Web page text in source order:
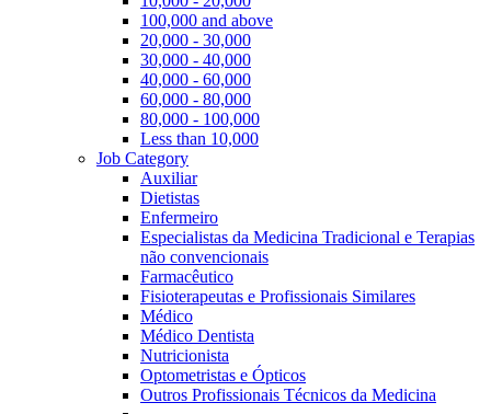
100,000 and above
20,000 - 30,000
30,000 - 40,000
40,000 - 60,000
60,000 - 80,000
80,000 - 100,000
Less than 10,000
Job Category
Auxiliar
Dietistas
Enfermeiro
Especialistas da Medicina Tradicional e Terapias
não convencionais
Farmacêutico
Fisioterapeutas e Profissionais Similares
Médico
Médico Dentista
Nutricionista
Optometristas e Ópticos
Outros Profissionais Técnicos da Medicina